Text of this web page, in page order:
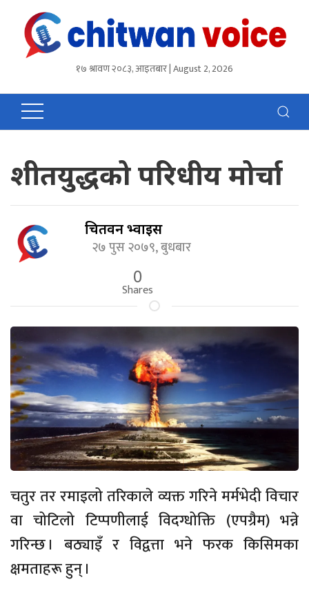
१७ श्रावण २०८३, आइतबार | August 2, 2026
शीतयुद्धको परिधीय मोर्चा
चितवन भ्वाईस
२७ पुस २०७९, बुधबार
0
Shares
चतुर तर रमाइलो तरिकाले व्यक्त गरिने मर्मभेदी विचार
वा चोटिलो टिप्पणीलाई विदग्धोक्ति (एपग्रैम) भन्ने
गरिन्छ । बठ्याइँ र विद्वत्ता भने फरक किसिमका
क्षमताहरू हुन् ।